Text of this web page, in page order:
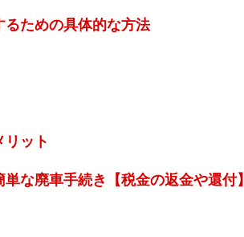
ための具体的な方法
ット
な廃車手続き【税金の返金や還付】